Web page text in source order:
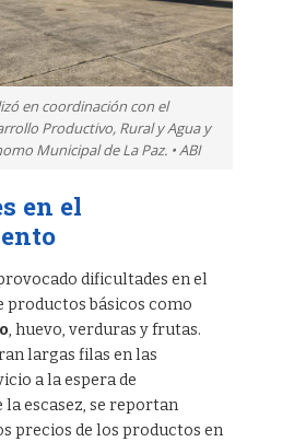
en coordinación con el
Productivo, Rural y Agua y
Municipal de La Paz. • ABI
en el
dificultades en el
productos básicos como
, huevo, verduras y frutas.
largas filas en las
a la espera de
escasez, se reportan
precios de los productos en